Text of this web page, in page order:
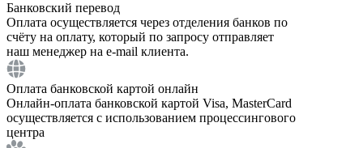
Банковский перевод
Оплата осуществляется через отделения банков по
счёту на оплату, который по запросу отправляет
наш менеджер на e-mail клиента.
Оплата банковской картой онлайн
Онлайн-оплата банковской картой Visa, MasterCard
осуществляется с использованием процессингового
центра